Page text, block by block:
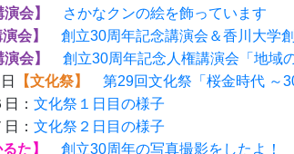
演会】
さかなクンの絵を飾っています
演会】
創立30周年記念講演会＆香川大学
演会】
創立30周年記念人権講演会「地域
【文化祭】
第29回文化祭「桜金時代 ～
： 文化祭１日目の様子
： 文化祭２日目の様子
るた】
創立30周年の写真撮影をしたよ！